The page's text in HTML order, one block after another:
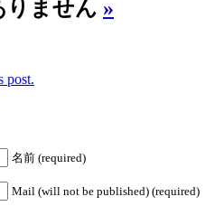
りません »
post.
名前 (required)
Mail (will not be published) (required)